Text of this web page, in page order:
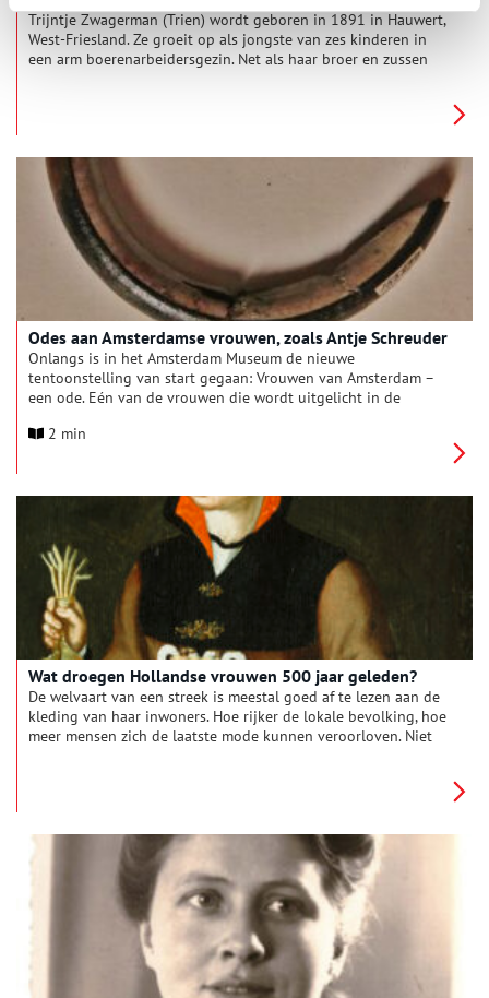
Trijntje Zwagerman (Trien) wordt geboren in 1891 in Hauwert,
West-Friesland. Ze groeit op als jongste van zes kinderen in
een arm boerenarbeidersgezin. Net als haar broer en zussen
socialistische verloofde Bart. Eenmaal getrouwd worden Trien
en Bart lid van de Revolutionair Socialistische Partij (RSP), een
door Henk Sneevliet opgerichte afsplitsing van de
Communistische Partij Nederland (CPN). Door de internationale
strijd tussen deze groepen kunnen de socialisten en de
communisten elkaar niet luchten of zien.
Odes aan Amsterdamse vrouwen, zoals Antje Schreuder
Onlangs is in het Amsterdam Museum de nieuwe
tentoonstelling van start gegaan: Vrouwen van Amsterdam –
een ode. Eén van de vrouwen die wordt uitgelicht in de
Zij is geboren en getogen aan de Nassaukade. Met een ode en
2 min
Wat droegen Hollandse vrouwen 500 jaar geleden?
De welvaart van een streek is meestal goed af te lezen aan de
kleding van haar inwoners. Hoe rijker de lokale bevolking, hoe
meer mensen zich de laatste mode kunnen veroorloven. Niet
in de garderobe van de zestiende eeuw, die toch vooral warm,
stijf en zedig moest zijn.